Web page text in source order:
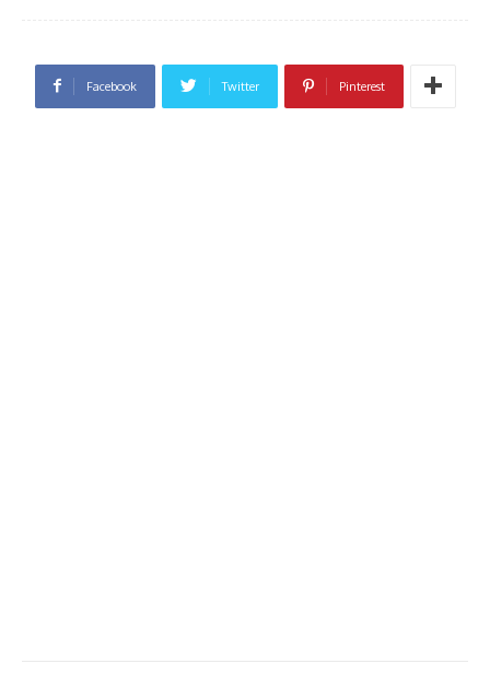
Facebook Twitter Pinterest